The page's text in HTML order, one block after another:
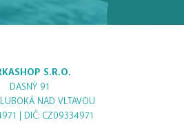
S.R.O.
DASNÝ 91
NAD VLTAVOU
| DIČ: CZ09334971